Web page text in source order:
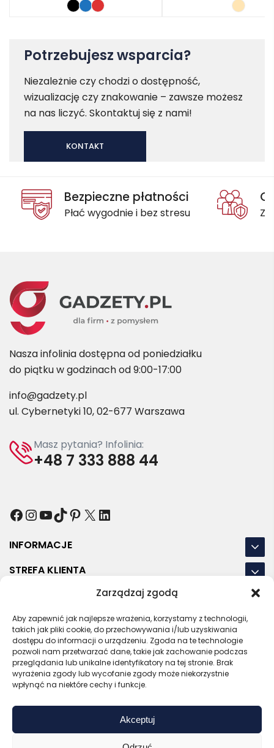
Zarządzaj zgodą
Aby zapewnić jak najlepsze wrażenia, korzystamy z technologii,
takich jak pliki cookie, do przechowywania i/lub uzyskiwania
dostępu do informacji o urządzeniu. Zgoda na te technologie
pozwoli nam przetwarzać dane, takie jak zachowanie podczas
przeglądania lub unikalne identyfikatory na tej stronie. Brak
wyrażenia zgody lub wycofanie zgody może niekorzystnie
wpłynąć na niektóre cechy i funkcje.
Akceptuj
Potrzebujesz wsparcia?
Niezależnie czy chodzi o dostępność,
wizualizację czy znakowanie – zawsze możesz
na nas liczyć. Skontaktuj się z nami!
KONTAKT
Bezpieczne płatności
Płać wygodnie i bez stresu
Nasza infolinia dostępna od poniedziałku
do piątku w godzinach od 9:00-17:00
info@gadzety.pl
ul. Cybernetyki 10, 02-677 Warszawa
Masz pytania? Infolinia:
+48 7 333 888 44
Facebook
Instagram
YouTube
TikTok
Pinterest
X LinkedIn
INFORMACJE
STREFA KLIENTA
NASZE LOKALIZACJE
OSTATNIE POSTY
RODOREGULAMINPOLITYKA PRYWATNOŚCI
Certyfikat SSL
Zaufany sprzedawca
Sprawdź opinie